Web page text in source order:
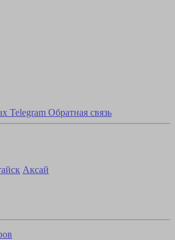
Telegram Обратная связь
Аксай